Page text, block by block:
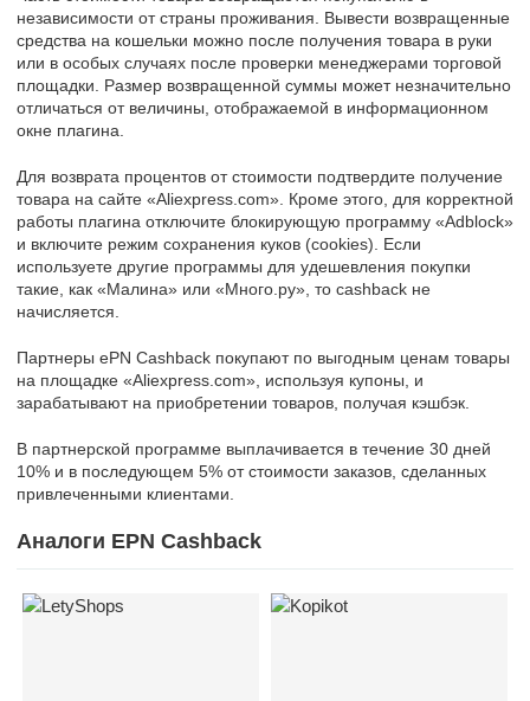
независимости от страны проживания. Вывести возвращенные
средства на кошельки можно после получения товара в руки
или в особых случаях после проверки менеджерами торговой
площадки. Размер возвращенной суммы может незначительно
отличаться от величины, отображаемой в информационном
окне плагина.
Для возврата процентов от стоимости подтвердите получение
товара на сайте «Aliexpress.com». Кроме этого, для корректной
работы плагина отключите блокирующую программу «Adblock»
и включите режим сохранения куков (cookies). Если
используете другие программы для удешевления покупки
такие, как «Малина» или «Много.ру», то cashback не
начисляется.
Партнеры ePN Cashback покупают по выгодным ценам товары
на площадке «Aliexpress.com», используя купоны, и
зарабатывают на приобретении товаров, получая кэшбэк.
В партнерской программе выплачивается в течение 30 дней
10% и в последующем 5% от стоимости заказов, сделанных
привлеченными клиентами.
Аналоги EPN Cashback